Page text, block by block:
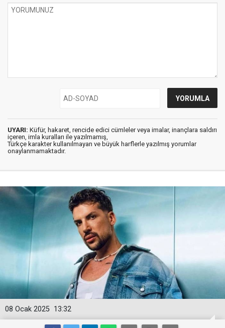
UYARI: Küfür, hakaret, rencide edici cümleler veya imalar, inançlara saldırı
içeren, imla kuralları ile yazılmamış,
Türkçe karakter kullanılmayan ve büyük harflerle yazılmış yorumlar
onaylanmamaktadır.
13:32
08 Ocak 2025